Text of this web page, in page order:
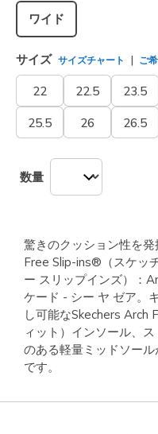
ワイド
サイズ サイズチャート ご
22 22.5 23.5
25.5 26 26.5
数量
驚きのクッション性を
Free Slip-ins®（スケッ
ー スリップインズ）：
ケード - シー ヤ ゼア。
し可能なSkechers Arch
ィット）インソール、
のある軽量ミッドソー
です。